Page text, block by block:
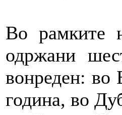
Во рамките
одржани
вонреден: во
година, во